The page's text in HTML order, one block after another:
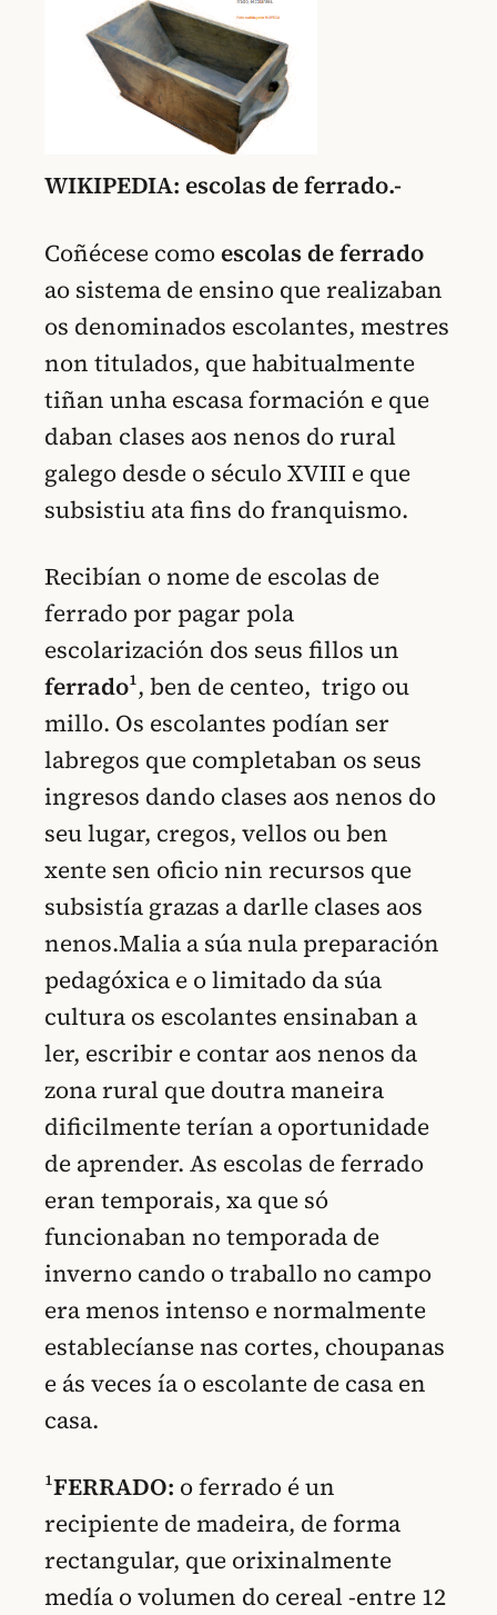
WIKIPEDIA: escolas de ferrado.-
Coñécese como escolas de ferrado
ao sistema de ensino que realizaban
os denominados escolantes, mestres
non titulados, que habitualmente
tiñan unha escasa formación e que
daban clases aos nenos do rural
galego desde o século XVIII e que
subsistiu ata fins do franquismo.
Recibían o nome de escolas de
ferrado por pagar pola
escolarización dos seus fillos un
ferrado¹, ben de centeo, trigo ou
millo. Os escolantes podían ser
labregos que completaban os seus
ingresos dando clases aos nenos do
seu lugar, cregos, vellos ou ben
xente sen oficio nin recursos que
subsistía grazas a darlle clases aos
nenos.Malia a súa nula preparación
pedagóxica e o limitado da súa
cultura os escolantes ensinaban a
ler, escribir e contar aos nenos da
zona rural que doutra maneira
dificilmente terían a oportunidade
de aprender. As escolas de ferrado
eran temporais, xa que só
funcionaban no temporada de
inverno cando o traballo no campo
era menos intenso e normalmente
establecíanse nas cortes, choupanas
e ás veces ía o escolante de casa en
casa.
¹FERRADO: o ferrado é un
recipiente de madeira, de forma
rectangular, que orixinalmente
medía o volumen do cereal -entre 12